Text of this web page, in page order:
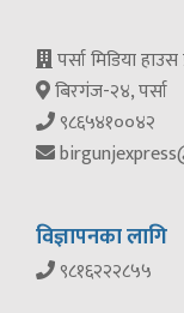
पर्सा मिडिया हाउस
बिरगंज-२४, पर्सा
९८६५४१००४२
विज्ञापनका लागि
९८१६२२२८५५